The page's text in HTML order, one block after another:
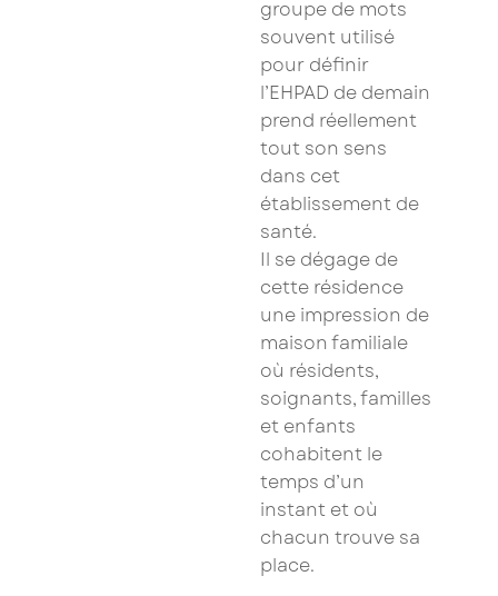
groupe de mots
souvent utilisé
pour définir
l’EHPAD de demain
prend réellement
tout son sens
dans cet
établissement de
santé.
Il se dégage de
cette résidence
une impression de
maison familiale
où résidents,
soignants, familles
et enfants
cohabitent le
temps d’un
instant et où
chacun trouve sa
place.